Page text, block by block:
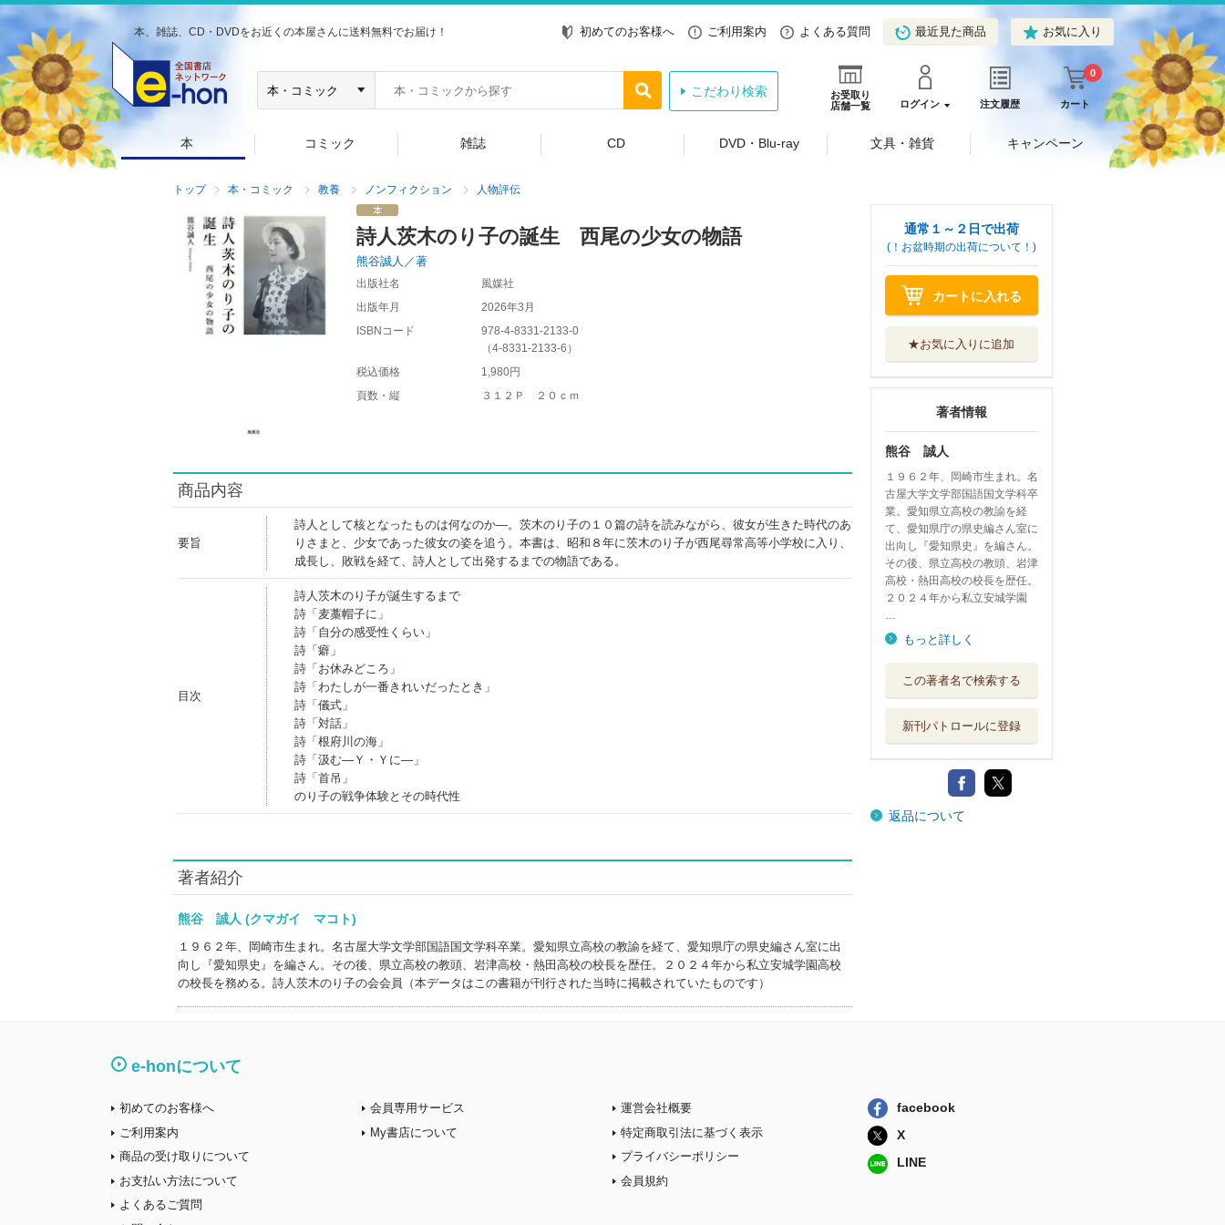
本、雑誌、CD・DVDをお近くの本屋さんに送料無料でお届け！ 初めてのお客様へ ご利用案内 よくある質問 最近見た商品 お気に入り
お受取り
店舗一覧
ログイン 注文履歴 カート
0
こだわり検索
本 コミック 雑誌 CD DVD・Blu-ray 文具・雑貨 キャンペーン
トップ 本・コミック 教養 ノンフィクション 人物評伝
詩人茨木のり子の誕生 西尾の少女の物語
熊谷誠人／著
出版社名
風媒社
出版年月
2026年3月
ISBNコード
978-4-8331-2133-0
（4-8331-2133-6 ）
税込価格
1,980円
頁数・縦
３１２Ｐ ２０ｃｍ
商品内容
要旨
詩人として核となったものは何なのか―。茨木のり子の１０篇の詩を読みながら、彼女が生きた時代のあ
りさまと、少女であった彼女の姿を追う。本書は、昭和８年に茨木のり子が西尾尋常高等小学校に入り、
成長し、敗戦を経て、詩人として出発するまでの物語である。
目次
詩人茨木のり子が誕生するまで
詩「麦藁帽子に」
詩「自分の感受性くらい」
詩「癖」
詩「お休みどころ」
詩「わたしが一番きれいだったとき」
詩「儀式」
詩「対話」
詩「根府川の海」
詩「汲む―Ｙ・Ｙに―」
詩「首吊」
のり子の戦争体験とその時代性
著者紹介
熊谷 誠人 (クマガイ マコト)
１９６２年、岡崎市生まれ。名古屋大学文学部国語国文学科卒業。愛知県立高校の教諭を経て、愛知県庁の県史編さん室に出
向し『愛知県史』を編さん。その後、県立高校の教頭、岩津高校・熱田高校の校長を歴任。２０２４年から私立安城学園高校
の校長を務める。詩人茨木のり子の会会員（本データはこの書籍が刊行された当時に掲載されていたものです）
通常１～２日で出荷
(！お盆時期の出荷について！)
カートに入れる
★お気に入りに追加
著者情報
熊谷 誠人
１９６２年、岡崎市生まれ。名
古屋大学文学部国語国文学科卒
業。愛知県立高校の教諭を経
て、愛知県庁の県史編さん室に
出向し『愛知県史』を編さん。
その後、県立高校の教頭、岩津
高校・熱田高校の校長を歴任。
２０２４年から私立安城学園
…
もっと詳しく
この著者名で検索する
新刊パトロールに登録
返品について
e-honについて
初めてのお客様へ
ご利用案内
商品の受け取りについて
お支払い方法について
よくあるご質問
会員専用サービス
My書店について
運営会社概要
特定商取引法に基づく表示
プライバシーポリシー
会員規約
facebook
X
LINE